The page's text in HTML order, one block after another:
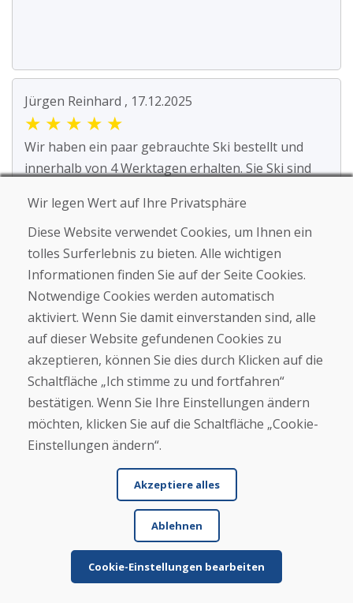
Jürgen Reinhard , 17.12.2025
★ ★ ★ ★ ★
Wir haben ein paar gebrauchte Ski bestellt und
innerhalb von 4 Werktagen erhalten. Sie Ski sind
Mehr lesen ...
Weitere Rezensionen ansehen >
Eigene Rezension
verfassen
★★★★★
Vor- und Nachname
Wir legen Wert auf Ihre Privatsphäre
Diese Website verwendet Cookies, um Ihnen ein
tolles Surferlebnis zu bieten. Alle wichtigen
Informationen finden Sie auf der Seite Cookies.
Notwendige Cookies werden automatisch
aktiviert. Wenn Sie damit einverstanden sind, alle
auf dieser Website gefundenen Cookies zu
akzeptieren, können Sie dies durch Klicken auf die
Schaltfläche „Ich stimme zu und fortfahren“
bestätigen. Wenn Sie Ihre Einstellungen ändern
möchten, klicken Sie auf die Schaltfläche „Cookie-
Einstellungen ändern“.
Akzeptiere alles
Ablehnen
Cookie-Einstellungen bearbeiten